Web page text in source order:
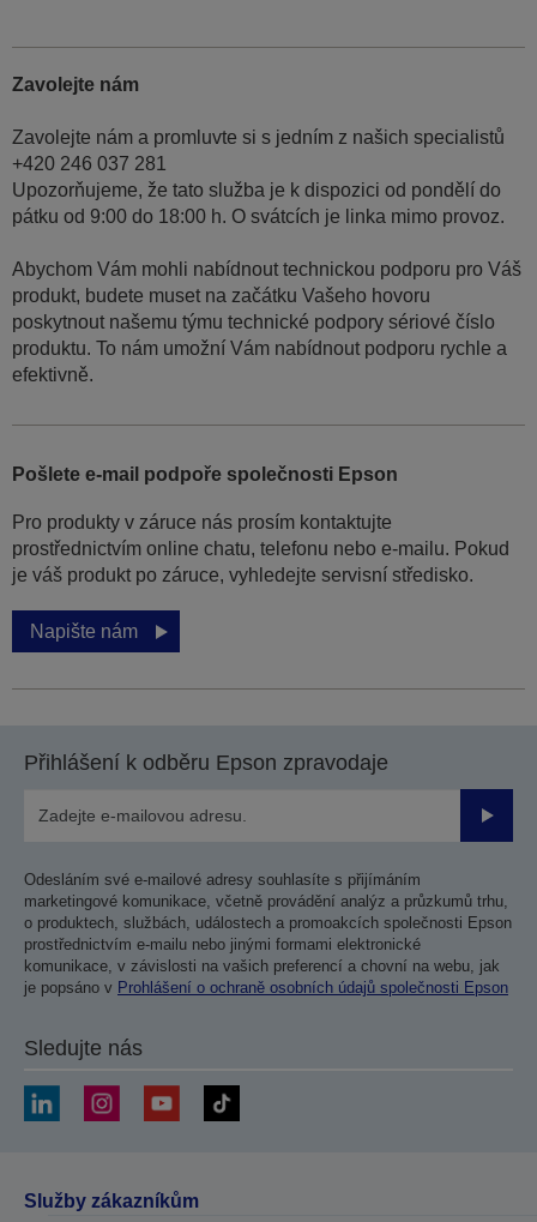
Zavolejte nám
Zavolejte nám a promluvte si s jedním z našich specialistů
+420 246 037 281
Upozorňujeme, že tato služba je k dispozici od pondělí do
pátku od 9:00 do 18:00 h. O svátcích je linka mimo provoz.
Abychom Vám mohli nabídnout technickou podporu pro Váš
produkt, budete muset na začátku Vašeho hovoru
poskytnout našemu týmu technické podpory sériové číslo
produktu. To nám umožní Vám nabídnout podporu rychle a
efektivně.
Pošlete e-mail podpoře společnosti Epson
Pro produkty v záruce nás prosím kontaktujte
prostřednictvím online chatu, telefonu nebo e-mailu. Pokud
je váš produkt po záruce, vyhledejte servisní středisko.
Napište nám
Přihlášení k odběru Epson zpravodaje
Odesláním své e-mailové adresy souhlasíte s přijímáním
marketingové komunikace, včetně provádění analýz a průzkumů trhu,
o produktech, službách, událostech a promoakcích společnosti Epson
prostřednictvím e-mailu nebo jinými formami elektronické
komunikace, v závislosti na vašich preferencí a chovní na webu, jak
je popsáno v Prohlášení o ochraně osobních údajů společnosti Epson
Sledujte nás
Služby zákazníkům